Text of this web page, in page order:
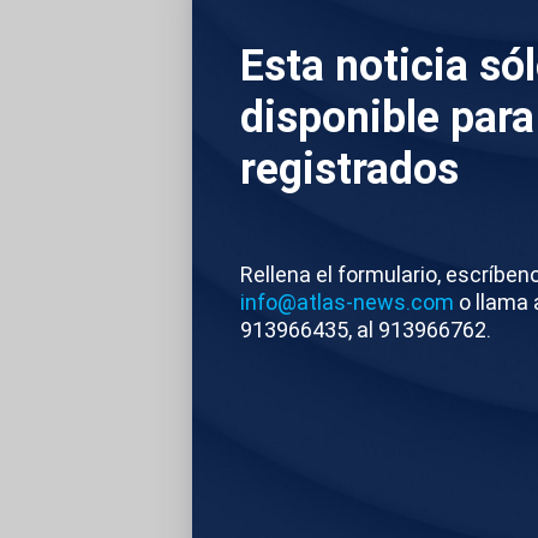
Esta noticia
disponible
registrados
Rellena el formulario,
info@atlas-news.com o llama
913966435, al 913966762.
contratos de la
Inteligencia
empresa no tenía
acabó en las tres
eran estudios
simulaciones
corrupción de
repartíaotros de
estadounidense
Alex Saab más